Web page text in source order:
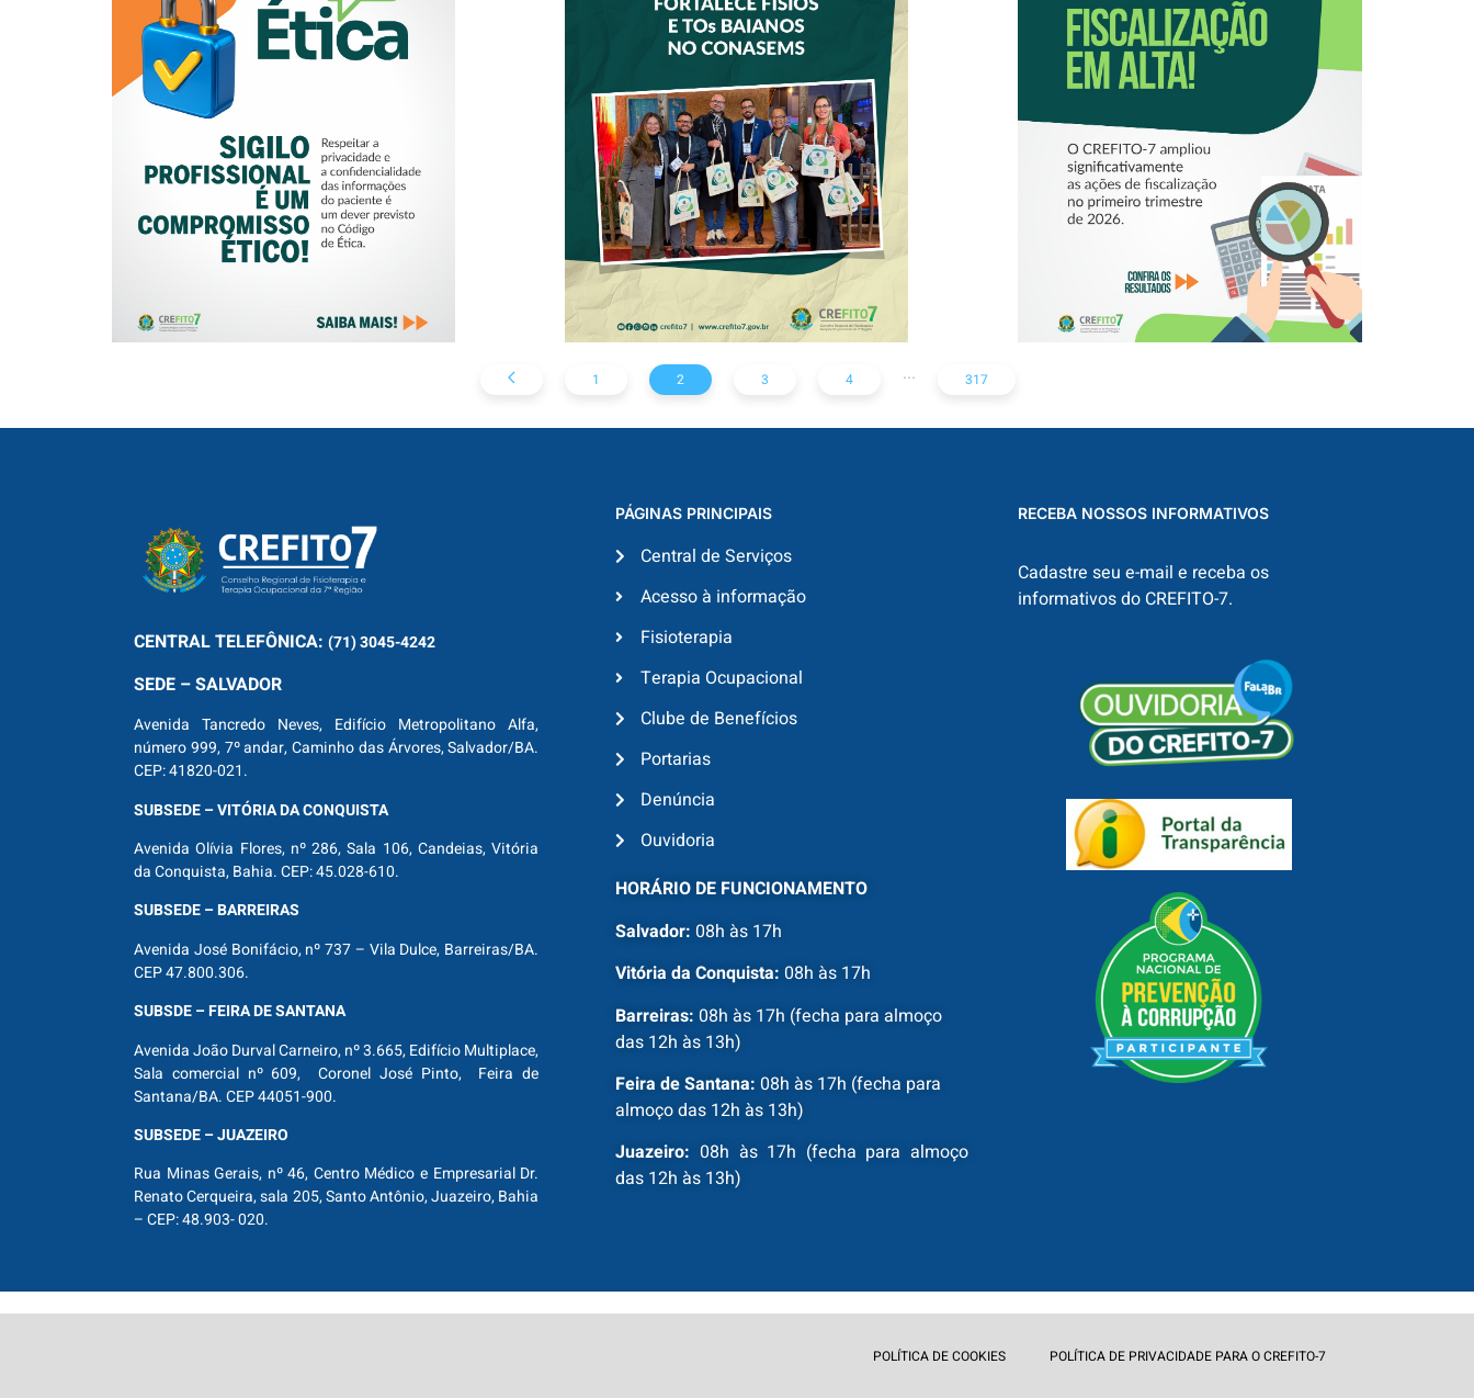
SIGILO
PROFISSIONAL É
COMPROMISSO
ÉTICO!
CREFITO-7
FORTALECE
DIÁLOGO COM
GESTORES DE
SAÚDE DURANTE
O CONGRESSO DO
CONASEMS
FISCALIZAÇÃO EM
ALTA! CRESCE O
NÚMERO DE
FISCALIZAÇÕES
REALIZADAS PELO
CREFITO-7
1 2 3 4 ... 317
CENTRALTELEFÔNICA: (71) 3045-4242
SEDE – SALVADOR
Avenida Tancredo Neves, Edifício Metropolitano Alfa,
número 999, 7º andar, Caminho das Árvores, Salvador/BA.
CEP: 41820-021.
SUBSEDE – VITÓRIA DA CONQUISTA
Avenida Olívia Flores, nº 286, Sala 106, Candeias, Vitória
da Conquista, Bahia. CEP: 45.028-610.
SUBSEDE – BARREIRAS
Avenida José Bonifácio, nº 737 – Vila Dulce, Barreiras/BA.
CEP 47.800.306.
SUBSDE – FEIRA DE SANTANA
Avenida João Durval Carneiro, nº 3.665, Edifício Multiplace,
Sala comercial nº 609, Coronel José Pinto, Feira de
Santana/BA. CEP 44051-900.
SUBSEDE – JUAZEIRO
Rua Minas Gerais, nº 46, Centro Médico e Empresarial Dr.
Renato Cerqueira, sala 205, Santo Antônio, Juazeiro, Bahia
– CEP: 48.903- 020.
PÁGINAS PRINCIPAIS
Central de Serviços
Acesso à informação
Fisioterapia
Terapia Ocupacional
Clube de Benefícios
Portarias
Denúncia
Ouvidoria
HORÁRIO DE FUNCIONAMENTO
Salvador: 08h às 17h
Vitória da Conquista: 08h às 17h
Barreiras: 08h às 17h (fecha para almoço
das 12h às 13h)
Feira de Santana: 08h às 17h (fecha para
almoço das 12h às 13h)
Juazeiro: 08h às 17h (fecha para almoço
das 12h às 13h)
RECEBA NOSSOS INFORMATIVOS
Cadastre seu e-mail e receba os
informativos do CREFITO-7.
POLÍTICA DE COOKIES POLÍTICA DE PRIVACIDADE PARA O CREFITO-7